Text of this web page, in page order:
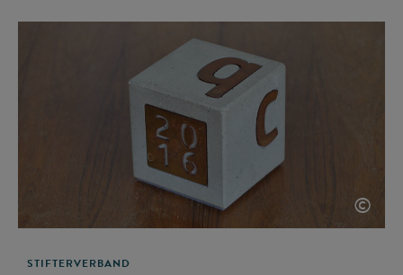
©
STIFTERVERBAND